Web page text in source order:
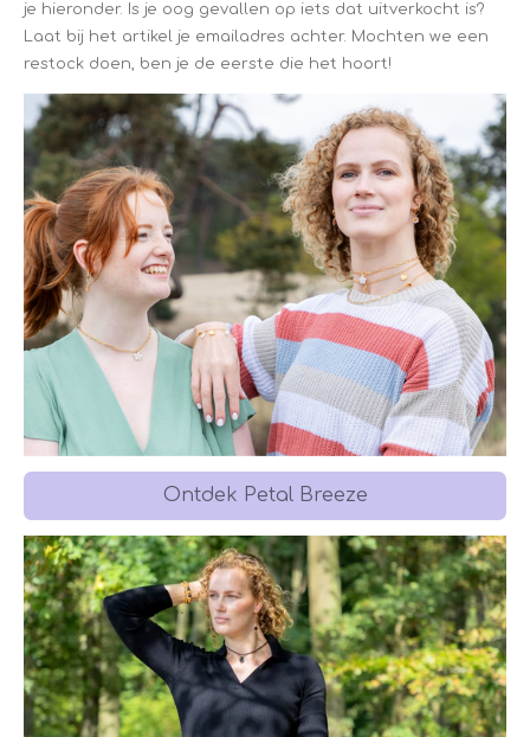
je hieronder. Is je oog gevallen op iets dat uitverkocht is?
Laat bij het artikel je emailadres achter. Mochten we een
restock doen, ben je de eerste die het hoort!
Ontdek Petal Breeze